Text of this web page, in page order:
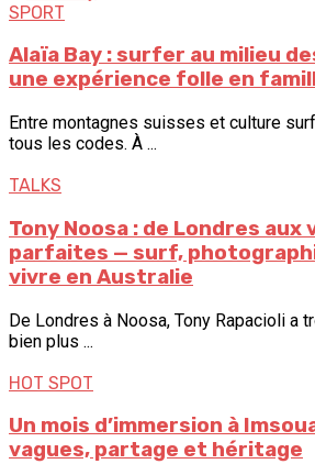
SPORT
Alaïa Bay : surfer au milieu
une expérience folle en
Entre montagnes suisses et culture
tous les codes. À ...
TALKS
Tony Noosa : de Londres aux
parfaites — surf,
vivre en Australie
De Londres à Noosa, Tony Rapacioli a
bien plus ...
HOT SPOT
Un mois d’immersion à
vagues, partage et héritage